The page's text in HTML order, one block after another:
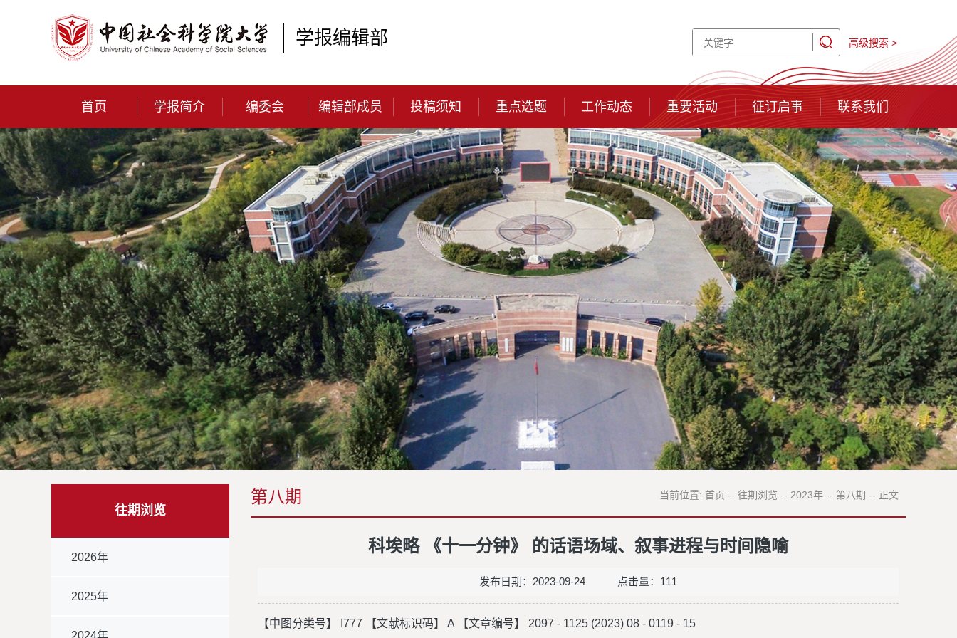
学报编辑部 高级搜索 >
首页 学报简介 编委会 编辑部成员 投稿须知 重点选题 工作动态 重要活动 征订启事 联系我们
往期浏览
2026年
2025年
2024年
第八期 当前位置: 首页 -- 往期浏览 -- 2023年 -- 第八期 -- 正文
科埃略 《十一分钟》 的话语场域、叙事进程与时间隐喻
发布日期：2023-09-24 点击量： 111
【中图分类号】 I777 【文献标识码】 A 【文章编号】 2097 - 1125 (2023) 08 - 0119 - 15